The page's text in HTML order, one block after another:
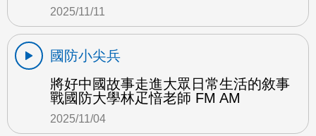
2025/11/11
國防小尖兵
將好中國故事走進大眾日常生活的敘事
戰國防大學林疋愔老師 FM AM
2025/11/04